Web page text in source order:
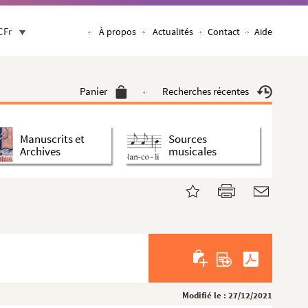
À propos Actualités Contact Aide
Panier Recherches récentes
Manuscrits et
Archives
Sources
musicales
Modifié le : 27/12/2021
411 ; CHE 11839-431 à 432 ; CHE 11839-446 ; CHE 11839-452 ; CHE